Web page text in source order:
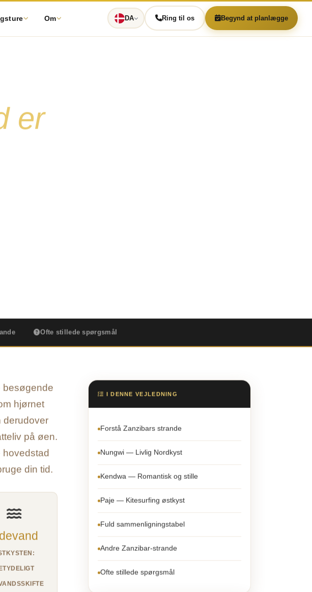
Om DA Ring til os Begynd at planlægge
er
Ofte stillede spørgsmål
besøgende
hjørnet
derudover
på øen.
din tid.
I DENNE VEJLEDNING
Forstå Zanzibars strande
Nungwi — Livlig Nordkyst
Kendwa — Romantisk og stille
Paje — Kitesurfing østkyst
Fuld sammenligningstabel
Andre Zanzibar-strande
Ofte stillede spørgsmål